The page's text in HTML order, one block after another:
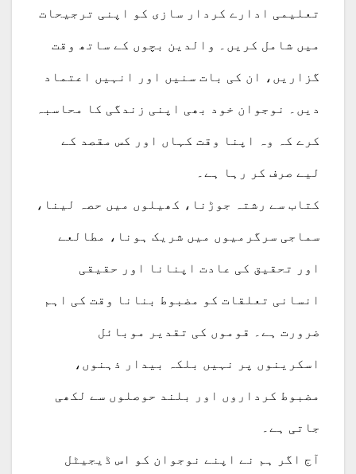
تعلیمی ادارے کردار سازی کو اپنی ترجیحات
میں شامل کریں۔ والدین بچوں کے ساتھ وقت
گزاریں، ان کی بات سنیں اور انہیں اعتماد
دیں۔ نوجوان خود بھی اپنی زندگی کا محاسبہ
کرے کہ وہ اپنا وقت کہاں اور کس مقصد کے
لیے صرف کر رہا ہے۔
کتاب سے رشتہ جوڑنا، کھیلوں میں حصہ لینا،
سماجی سرگرمیوں میں شریک ہونا، مطالعے
اور تحقیق کی عادت اپنانا اور حقیقی
انسانی تعلقات کو مضبوط بنانا وقت کی اہم
ضرورت ہے۔ قوموں کی تقدیر موبائل
اسکرینوں پر نہیں بلکہ بیدار ذہنوں،
مضبوط کرداروں اور بلند حوصلوں سے لکھی
جاتی ہے۔
آج اگر ہم نے اپنے نوجوان کو اس ڈیجیٹل